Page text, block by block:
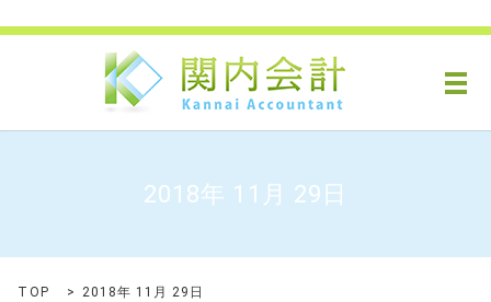
メ
2018年 11月 29日
TOP 2018年 11月 29日